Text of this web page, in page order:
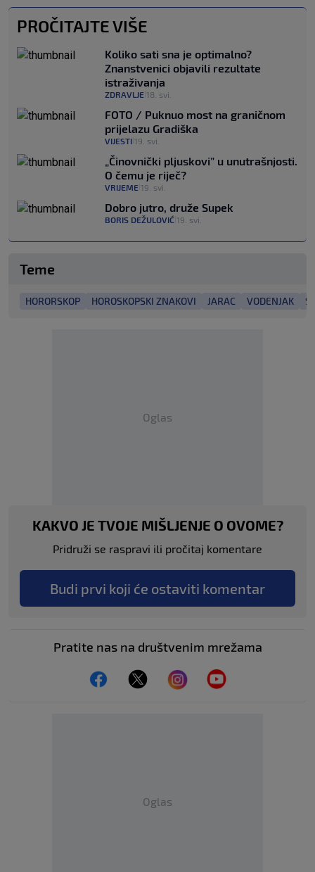
PROČITAJTE VIŠE
Koliko sati sna je optimalno?
Znanstvenici objavili rezultate
istraživanja
ZDRAVLJE 18. svi.
FOTO / Puknuo most na graničnom
prijelazu Gradiška
VIJESTI 19. svi.
„Činovnički pljuskovi” u unutrašnjosti.
O čemu je riječ?
VRIJEME 19. svi.
Dobro jutro, druže Supek
BORIS DEŽULOVIĆ 19. svi.
Teme
HORORSKOP HOROSKOPSKI ZNAKOVI JARAC VODENJAK
Oglas
KAKVO JE TVOJE MIŠLJENJE O OVOME?
Pridruži se raspravi ili pročitaj komentare
Budi prvi koji će ostaviti komentar
Pratite nas na društvenim mrežama
Oglas